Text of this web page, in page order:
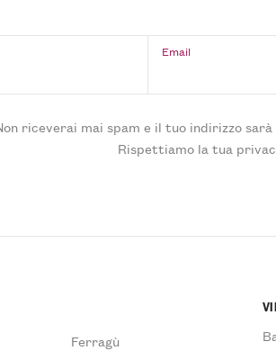
Email
riceverai mai spam e il tuo indirizzo
Rispettiamo la tua
Ferragù